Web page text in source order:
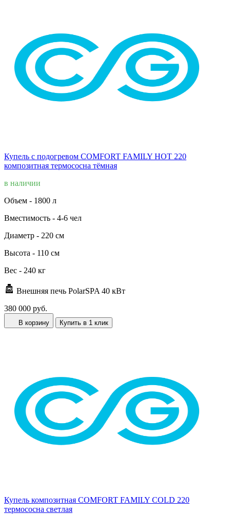
Купель с подогревом COMFORT FAMILY HOT 220
композитная термососна тёмная
в наличии
Объем - 1800 л
Вместимость - 4-6 чел
Диаметр - 220 см
Высота - 110 см
Вес - 240 кг
Внешняя печь PolarSPA 40 кВт
380 000 руб.
В корзину Купить в 1 клик
Купель композитная COMFORT FAMILY COLD 220
термососна светлая